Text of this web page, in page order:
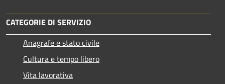
CATEGORIE DI SERVIZIO
Anagrafe e stato civile
Cultura e tempo libero
Vita lavorativa